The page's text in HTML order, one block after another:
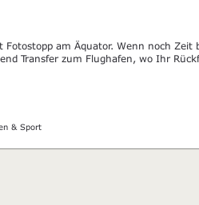
am Äquator. Wenn noch Zeit
Transfer zum Flughafen, wo Ihr
& Sport